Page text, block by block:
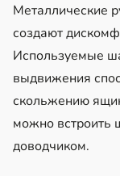
Металлические
создают
Используемые
выдвижения
скольжению
можно встроить
доводчиком.